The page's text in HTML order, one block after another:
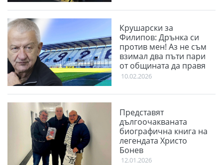
Крушарски за
Филипов: Дрънка си
против мен! Аз не съм
взимал два пъти пари
от общината да правя
терен
10.02.2026
Представят
дългоочакваната
биографична книга на
легендата Христо
Бонев
12.01.2026